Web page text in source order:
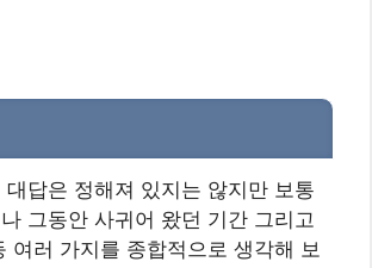
대답은 정해져 있지는 않지만 보통
그동안 사귀어 왔던 기간 그리고
여러 가지를 종합적으로 생각해 보